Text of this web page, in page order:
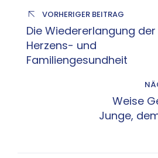
VORHERIGER BEITRAG
Die Wiedererlangung der
Herzens- und
Familiengesundheit
Weise
Junge,